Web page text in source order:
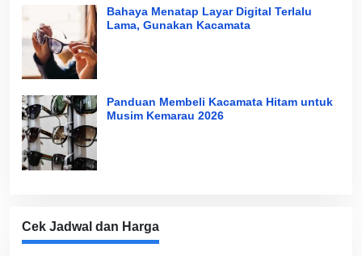
Bahaya Menatap Layar Digital Terlalu
Lama, Gunakan Kacamata
Panduan Membeli Kacamata Hitam untuk
Musim Kemarau 2026
Cek Jadwal dan Harga